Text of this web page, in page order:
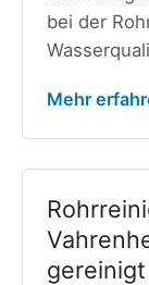
bei der
Mehr
gereinigt